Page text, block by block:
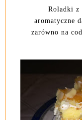
Roladki z
aromatyczne
zarówno na